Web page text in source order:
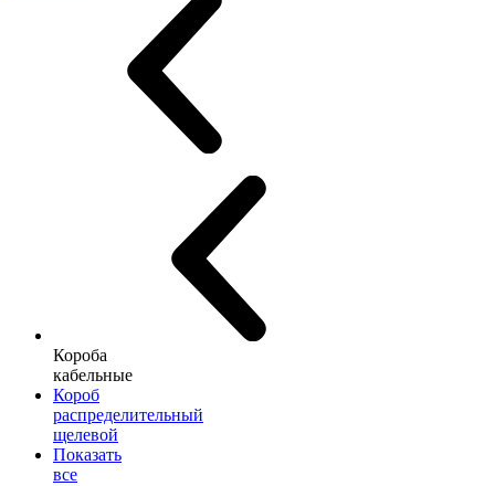
Короба
кабельные
Короб
распределительный
щелевой
Показать
все